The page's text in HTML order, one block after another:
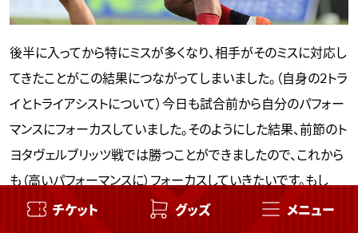
後半に入ってから特にミスが多くなり、相手がそのミスに対応し
てきたことがこの結果につながってしまいました。（自身の2トラ
イとトライアシストについて）今日も試合前から自分のパフォー
マンスにフォーカスしていました。そのようにした結果、前節のト
ヨタヴェルブリッツ戦では勝つことができましたので、これから
も（高いパフォーマンスに）フォーカスしていきたいです。もし
ボールキャリーした結果トライラインまでたどり着けなくても常
チケット グッズ メニュー